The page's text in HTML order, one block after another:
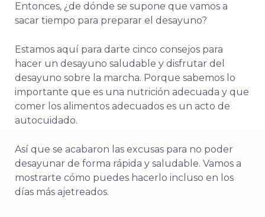
Entonces, ¿de dónde se supone que vamos a
sacar tiempo para preparar el desayuno?
Estamos aquí para darte cinco consejos para
hacer un desayuno saludable y disfrutar del
desayuno sobre la marcha. Porque sabemos lo
importante que es una nutrición adecuada y que
comer los alimentos adecuados es un acto de
autocuidado.
Así que se acabaron las excusas para no poder
desayunar de forma rápida y saludable. Vamos a
mostrarte cómo puedes hacerlo incluso en los
días más ajetreados.